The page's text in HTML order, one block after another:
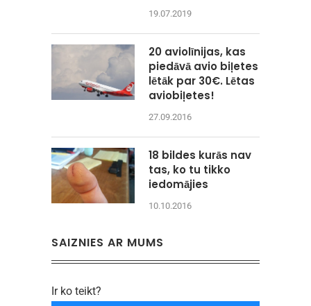
19.07.2019
20 aviolīnijas, kas
piedāvā avio biļetes
lētāk par 30€. Lētas
aviobiļetes!
27.09.2016
18 bildes kurās nav
tas, ko tu tikko
iedomājies
10.10.2016
SAIZNIES AR MUMS
Ir ko teikt?